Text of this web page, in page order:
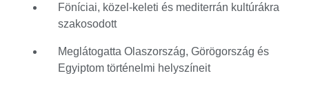
szorosan együttműködött Vicente Jiménez Ifergan-nel,
az ókori művészet neves gyűjtőjével. A Catawiki
feltérképezését, és gyakran gondolkodik azon, miért
hozták létre azokat, milyen történelmi összefüggések
Föníciai, közel-keleti és mediterrán kultúrákra
szakosodott
Meglátogatta Olaszország, Görögország és
Egyiptom történelmi helyszíneit